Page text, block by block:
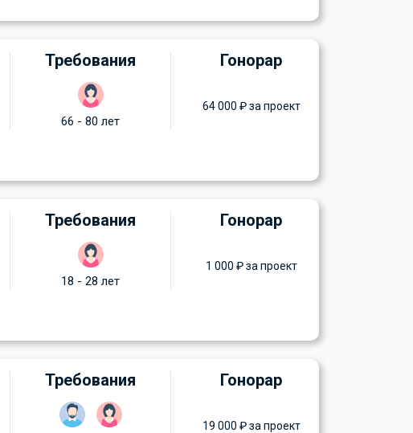
Требования
66 - 80 лет
Гонорар
64 000 ₽ за проект
Требования
18 - 28 лет
Гонорар
1 000 ₽ за проект
Требования Гонорар
19 000 ₽ за проект